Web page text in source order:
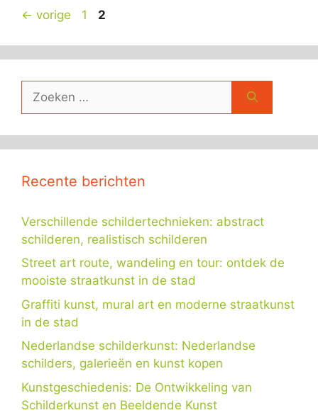
← vorige Pagina
1 Pagina
2
naar:
Recente berichten
Verschillende schildertechnieken: abstract
schilderen, realistisch schilderen
Street art route, wandeling en tour: ontdek de
mooiste straatkunst in de stad
Graffiti kunst, mural art en moderne straatkunst
in de stad
Nederlandse schilderkunst: Nederlandse
schilders, galerieën en kunst kopen
Kunstgeschiedenis: De Ontwikkeling van
Schilderkunst en Beeldende Kunst